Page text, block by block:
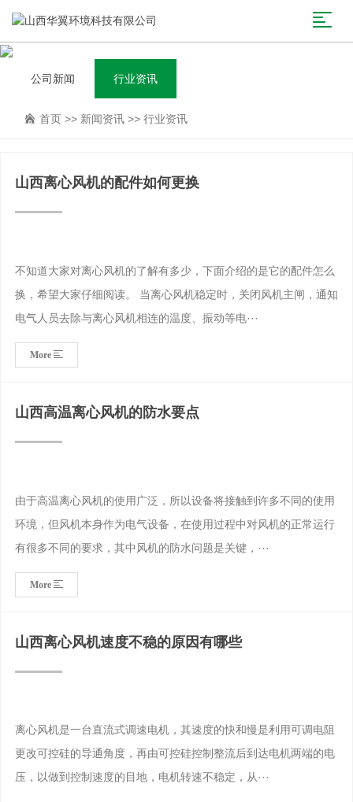
公司新闻 行业资讯
首页 >> 新闻资讯 >> 行业资讯
山西离心风机的配件如何更换
不知道大家对离心风机的了解有多少，下面介绍的是它的配件怎么
换，希望大家仔细阅读。 当离心风机稳定时，关闭风机主闸，通知
电气人员去除与离心风机相连的温度、振动等电···
More
山西高温离心风机的防水要点
由于高温离心风机的使用广泛，所以设备将接触到许多不同的使用
环境，但风机本身作为电气设备，在使用过程中对风机的正常运行
有很多不同的要求，其中风机的防水问题是关键，···
More
山西离心风机速度不稳的原因有哪些
离心风机是一台直流式调速电机，其速度的快和慢是利用可调电阻
更改可控硅的导通角度，再由可控硅控制整流后到达电机两端的电
压，以做到控制速度的目地，电机转速不稳定，从···